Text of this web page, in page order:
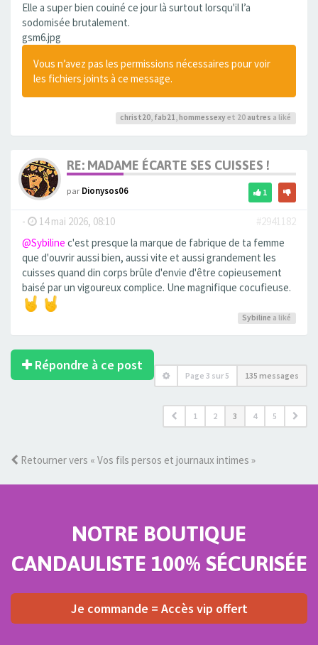
Elle a super bien couiné ce jour là surtout lorsqu'il l’a
sodomisée brutalement.
gsm6.jpg
Vous n’avez pas les permissions nécessaires pour voir
les fichiers joints à ce message.
christ20, fab21, hommessexyet 20 autres a liké
RE: MADAME ÉCARTE SES CUISSES !
parDionysos06 1
- 14 mai 2026, 08:10
#2941182
@Sybiline c'est presque la marque de fabrique de ta femme
que d'ouvrir aussi bien, aussi vite et aussi grandement les
cuisses quand din corps brûle d'envie d'être copieusement
baisé par un vigoureux complice. Une magnifique cocufieuse.
Sybiline a liké
Répondre à ce post
Page 3 sur5 135 messages
1 2 3 4 5
Retourner vers « Vos fils persos et journaux intimes »
NOTRE BOUTIQUE
CANDAULISTE 100% SÉCURISÉE
Je commande = Accès vip offert